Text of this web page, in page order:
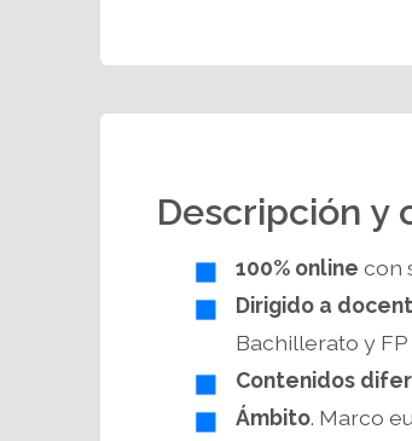
Descripción y
100% online con
Dirigido a
Bachillerato y FP
Contenidos
Ámbito. Marco